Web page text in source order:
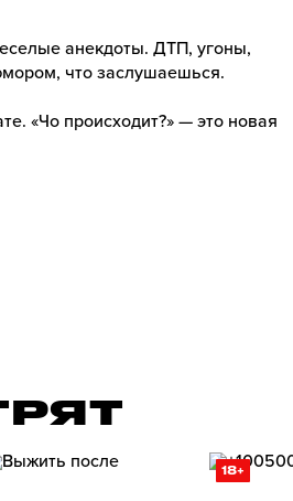
анекдоты. ДТП, угоны,
что заслушаешься.
«Чо происходит?» — это новая
18+